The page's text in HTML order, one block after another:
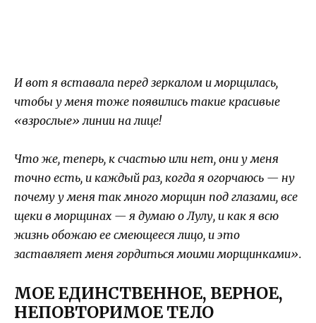
И вот я вставала перед зеркалом и морщилась,
чтобы у меня тоже появились такие красивые
«взрослые» линии на лице!
Что же, теперь, к счастью или нет, они у меня
точно есть, и каждый раз, когда я огорчаюсь — ну
почему у меня так много морщин под глазами, все
щеки в морщинах — я думаю о Лулу, и как я всю
жизнь обожаю ее смеющееся лицо, и это
заставляет меня гордиться моими морщинками».
МОЕ ЕДИНСТВЕННОЕ, ВЕРНОЕ,
НЕПОВТОРИМОЕ ТЕЛО